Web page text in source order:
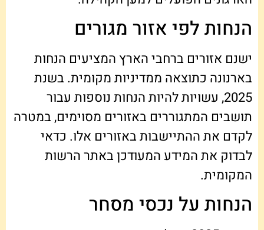
הנחות לפי אזור מגורים
ישנם אזורים ברחבי הארץ המציעים הנחות
בארנונה כתוצאה ממדיניות מקומית. בשנת
2025, עשויות להיות הנחות נוספות עבור
תושבים המתגוררים באזורים מסוימים, במטרה
לקדם את ההתיישבות באזורים אלו. כדאי
לבדוק את המידע המעודכן באתר הרשות
המקומית.
הנחות על נכסי מסחר